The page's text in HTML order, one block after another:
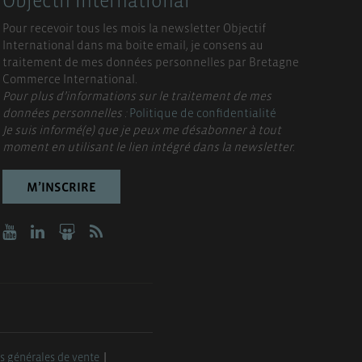
Pour recevoir tous les mois la newsletter Objectif
International dans ma boite email, je consens au
traitement de mes données personnelles par Bretagne
Commerce International.
Pour plus d’informations sur le traitement de mes
données personnelles :Politique de confidentialité
Je suis informé(e) que je peux me désabonner à tout
moment en utilisant le lien intégré dans la newsletter.
M’INSCRIRE
générales de vente